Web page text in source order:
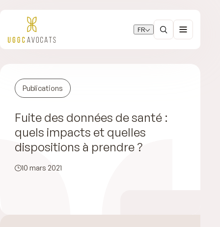
FR
Publications
Fuite des données de santé :
quels impacts et quelles
dispositions à prendre ?
10 mars 2021